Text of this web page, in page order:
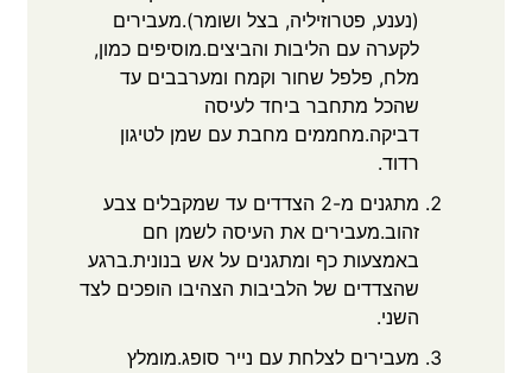
(נענע, פטרוזיליה, בצל ושומר).מעבירים
לקערה עם הליבות והביצים.מוסיפים כמון,
מלח, פלפל שחור וקמח ומערבבים עד
שהכל מתחבר ביחד לעיסה
דביקה.מחממים מחבת עם שמן לטיגון
רדוד.
מתגנים מ-2 הצדדים עד שמקבלים צבע
זהוב.מעבירים את העיסה לשמן חם
באמצעות כף ומתגנים על אש בנונית.ברגע
שהצדדים של הלביבות הצהיבו הופכים לצד
השני.
מעבירים לצלחת עם נייר סופג.מומלץ